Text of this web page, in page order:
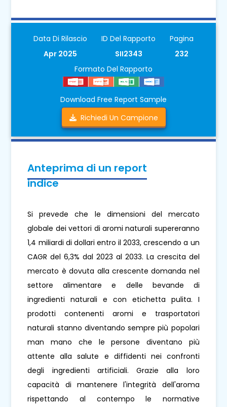
Data Di Rilascio
Apr 2025
ID Del Rapporto
SII2343
Pagina
232
Formato Del Rapporto
Download Free Report Sample
Richiedi Un Campione
Anteprima di un report
indice
Si prevede che le dimensioni del mercato
globale dei vettori di aromi naturali supereranno
1,4 miliardi di dollari entro il 2033, crescendo a un
CAGR del 6,3% dal 2023 al 2033. La crescita del
mercato è dovuta alla crescente domanda nel
settore alimentare e delle bevande di
ingredienti naturali e con etichetta pulita. I
prodotti contenenti aromi e trasportatori
naturali stanno diventando sempre più popolari
man mano che le persone diventano più
attente alla salute e diffidenti nei confronti
degli ingredienti artificiali. Grazie alla loro
capacità di mantenere l'integrità dell'aroma
rispettando al contempo le normative